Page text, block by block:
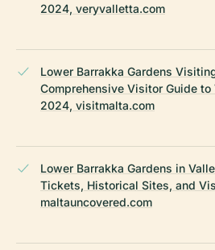
2024, veryvalletta.com
Lower Barrakka Gardens
Comprehensive Visitor Guide
2024, visitmalta.com
Lower Barrakka Gardens in
Tickets, Historical Sites, and
maltauncovered.com